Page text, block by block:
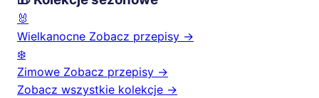
🐰
Wielkanocne Zobacz przepisy →
❄️
Zimowe Zobacz przepisy →
Zobacz wszystkie kolekcje →